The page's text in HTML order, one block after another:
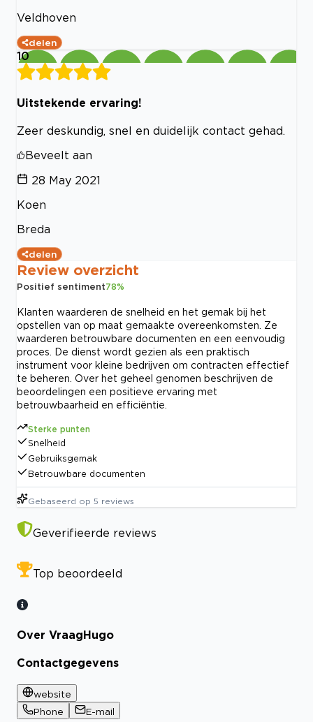
Veldhoven
delen
10
Uitstekende ervaring!
Zeer deskundig, snel en duidelijk contact gehad.
Beveelt aan
28 May 2021
Koen
Breda
delen
Review overzicht
Positief sentiment78%
Klanten waarderen de snelheid en het gemak bij het
opstellen van op maat gemaakte overeenkomsten. Ze
waarderen betrouwbare documenten en een eenvoudig
proces. De dienst wordt gezien als een praktisch
instrument voor kleine bedrijven om contracten effectief
te beheren. Over het geheel genomen beschrijven de
beoordelingen een positieve ervaring met
betrouwbaarheid en efficiëntie.
Sterke punten
Snelheid
Gebruiksgemak
Betrouwbare documenten
Gebaseerd op 5 reviews
Geverifieerde reviews
Top beoordeeld
Over VraagHugo
Contactgegevens
website
Phone
E-mail